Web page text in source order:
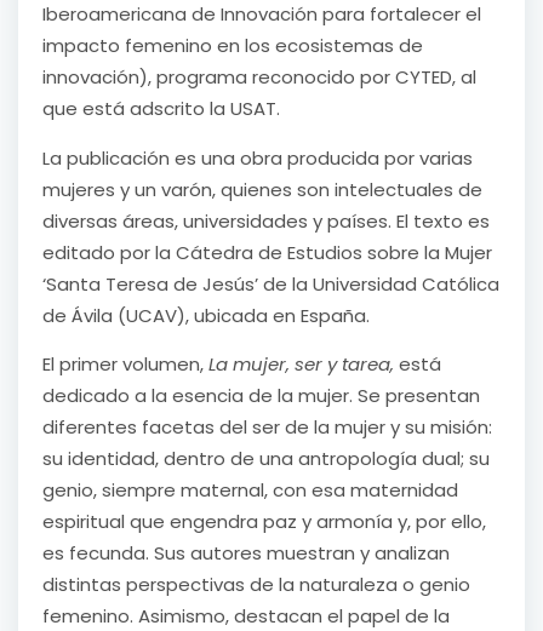
Iberoamericana de Innovación para fortalecer el
impacto femenino en los ecosistemas de
innovación), programa reconocido por CYTED, al
que está adscrito la USAT.
La publicación es una obra producida por varias
mujeres y un varón, quienes son intelectuales de
diversas áreas, universidades y países. El texto es
editado por la Cátedra de Estudios sobre la Mujer
‘Santa Teresa de Jesús’ de la Universidad Católica
de Ávila (UCAV), ubicada en España.
El primer volumen,La mujer, ser y tarea, está
dedicado a la esencia de la mujer. Se presentan
diferentes facetas del ser de la mujer y su misión:
su identidad, dentro de una antropología dual; su
genio, siempre maternal, con esa maternidad
espiritual que engendra paz y armonía y, por ello,
es fecunda. Sus autores muestran y analizan
distintas perspectivas de la naturaleza o genio
femenino. Asimismo, destacan el papel de la